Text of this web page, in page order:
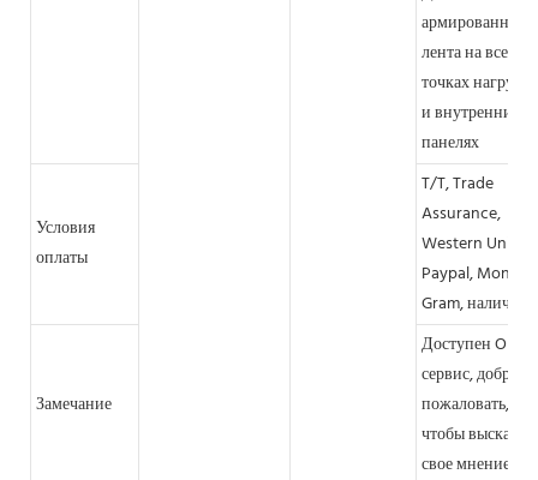
армированная
лента на всех
точках нагрузки
и внутренних
панелях
Условия
оплаты
T/T, Trade
Assurance,
Western Union,
Paypal, Money
Gram, наличные
Замечание
Доступен OEM-
сервис, добро
пожаловать,
чтобы высказать
свое мнение.